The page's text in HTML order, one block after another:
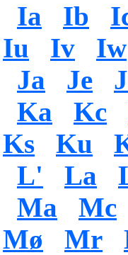
Ia
Ib
Iu
Iv Iw
Ja
Je
Ka
Kc
Ks
Ku
L'
La
Ma
Mc
Mø
Mr